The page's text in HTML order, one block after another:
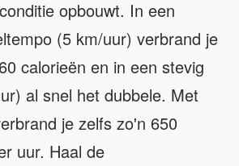
opbouwt. In een
(5 km/uur) verbrand je
calorieën en in een stevig
al snel het dubbele. Met
je zelfs zo'n 650
uur. Haal de